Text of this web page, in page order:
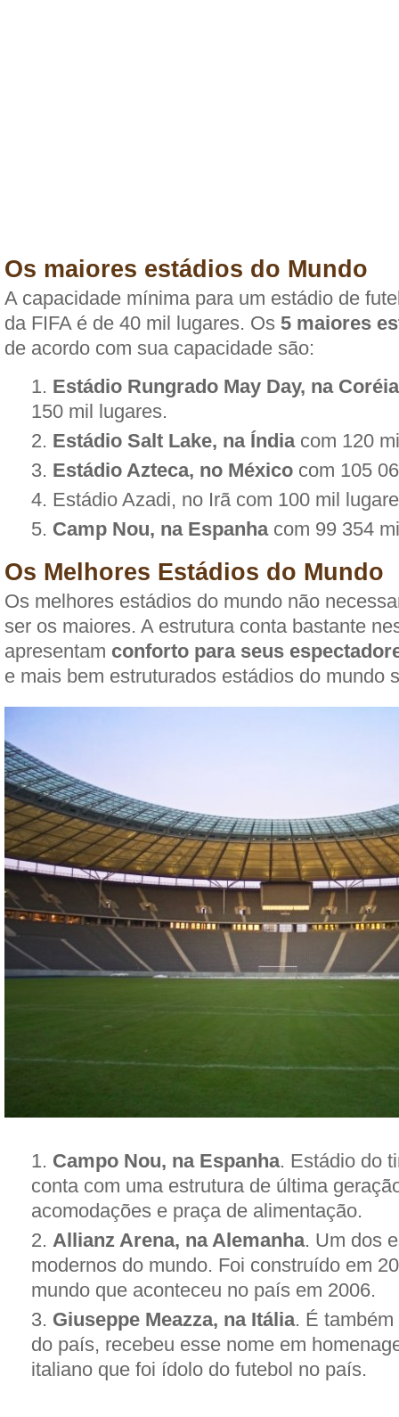
Os maiores estádios do Mundo
A capacidade mínima para um estádio de
da FIFA é de 40 mil lugares. Os 5 maiores
de acordo com sua capacidade são:
Estádio Rungrado May Day, na
150 mil lugares.
Estádio Salt Lake, na Índiacom 120
Estádio Azteca, no México com 105
Estádio Azadi, no Irã com 100 mil
Camp Nou, na Espanhacom 99 354
Os Melhores Estádios do Mundo
Os melhores estádios do mundo não
ser os maiores. A estrutura conta bastante
apresentam conforto para seus
e mais bem estruturados estádios do mundo
Campo Nou, na Espanha. Estádio do
conta com uma estrutura de última
acomodações e praça de alimentação.
Allianz Arena, na Alemanha. Um dos
modernos do mundo. Foi construído em
mundo que aconteceu no país em 2006.
Giuseppe Meazza, na Itália. É
do país, recebeu esse nome em
italiano que foi ídolo do futebol no país.